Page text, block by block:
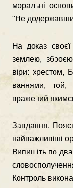
моральні
"Не
На доказ
землею,
віри: хрестом,
ваннями, той,
вражений
Завдання.
найважливіші
Випишіть по два
Контроль